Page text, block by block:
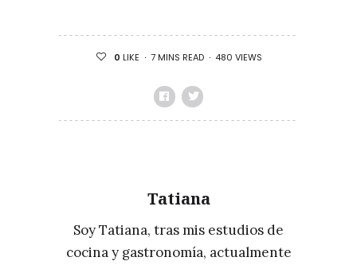
PATATAS
0 LIKE 7 MINS READ 480 VIEWS
Tatiana
Soy Tatiana, tras mis estudios de
cocina y gastronomía, actualmente